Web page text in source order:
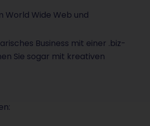
World Wide Web und
Business mit einer .biz-
Sie sogar mit kreativen